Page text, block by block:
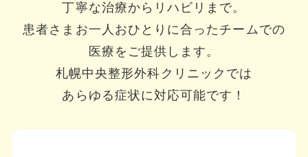
丁寧な治療からリハビリまで。
患者さまお一人おひとりに合ったチームでの
医療をご提供します。
札幌中央整形外科クリニックでは
あらゆる症状に対応可能です！